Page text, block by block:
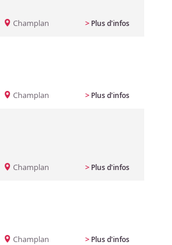
Champlan > Plus d'infos
Champlan > Plus d'infos
Champlan > Plus d'infos
Champlan > Plus d'infos